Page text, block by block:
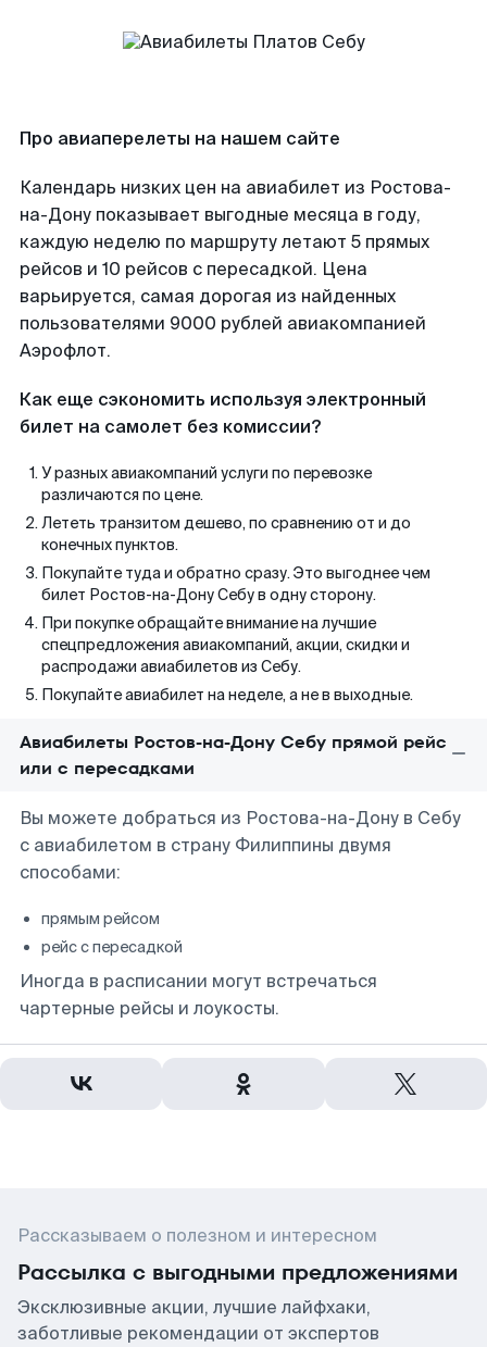
Про авиаперелеты на нашем сайте
Календарь низких цен на авиабилет из Ростова-
на-Дону показывает выгодные месяца в году,
каждую неделю по маршруту летают 5 прямых
рейсов и 10 рейсов с пересадкой. Цена
варьируется, самая дорогая из найденных
пользователями 9000 рублей авиакомпанией
Аэрофлот.
Как еще сэкономить используя электронный
билет на самолет без комиссии?
У разных авиакомпаний услуги по перевозке
различаются по цене.
Лететь транзитом дешево, по сравнению от и до
конечных пунктов.
Покупайте туда и обратно сразу. Это выгоднее чем
билет Ростов-на-Дону Себу в одну сторону.
При покупке обращайте внимание на лучшие
спецпредложения авиакомпаний, акции, скидки и
распродажи авиабилетов из Себу.
Покупайте авиабилет на неделе, а не в выходные.
Авиабилеты Ростов-на-Дону Себу прямой рейс
или с пересадками
Вы можете добраться из Ростова-на-Дону в Себу
с авиабилетом в страну Филиппины двумя
способами:
прямым рейсом
рейс с пересадкой
Иногда в расписании могут встречаться
чартерные рейсы и лоукосты.
Рассказываем о полезном и интересном
Рассылка с выгодными предложениями
Эксклюзивные акции, лучшие лайфхаки,
заботливые рекомендации от экспертов